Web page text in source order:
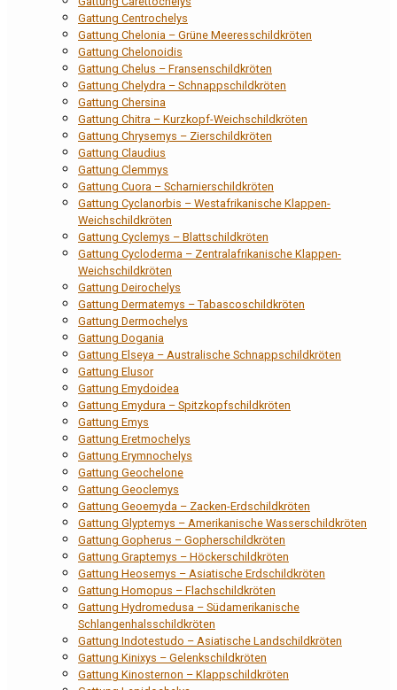
Gattung Centrochelys
Gattung Chelonia – Grüne Meeresschildkröten
Gattung Chelonoidis
Gattung Chelus – Fransenschildkröten
Gattung Chelydra – Schnappschildkröten
Gattung Chersina
Gattung Chitra – Kurzkopf-Weichschildkröten
Gattung Chrysemys – Zierschildkröten
Gattung Claudius
Gattung Clemmys
Gattung Cuora – Scharnierschildkröten
Gattung Cyclanorbis – Westafrikanische Klappen-
Weichschildkröten
Gattung Cyclemys – Blattschildkröten
Gattung Cycloderma – Zentralafrikanische Klappen-
Weichschildkröten
Gattung Deirochelys
Gattung Dermatemys – Tabascoschildkröten
Gattung Dermochelys
Gattung Dogania
Gattung Elseya – Australische Schnappschildkröten
Gattung Elusor
Gattung Emydoidea
Gattung Emydura – Spitzkopfschildkröten
Gattung Emys
Gattung Eretmochelys
Gattung Erymnochelys
Gattung Geochelone
Gattung Geoclemys
Gattung Geoemyda – Zacken-Erdschildkröten
Gattung Glyptemys – Amerikanische Wasserschildkröten
Gattung Gopherus – Gopherschildkröten
Gattung Graptemys – Höckerschildkröten
Gattung Heosemys – Asiatische Erdschildkröten
Gattung Homopus – Flachschildkröten
Gattung Hydromedusa – Südamerikanische
Schlangenhalsschildkröten
Gattung Indotestudo – Asiatische Landschildkröten
Gattung Kinixys – Gelenkschildkröten
Gattung Kinosternon – Klappschildkröten